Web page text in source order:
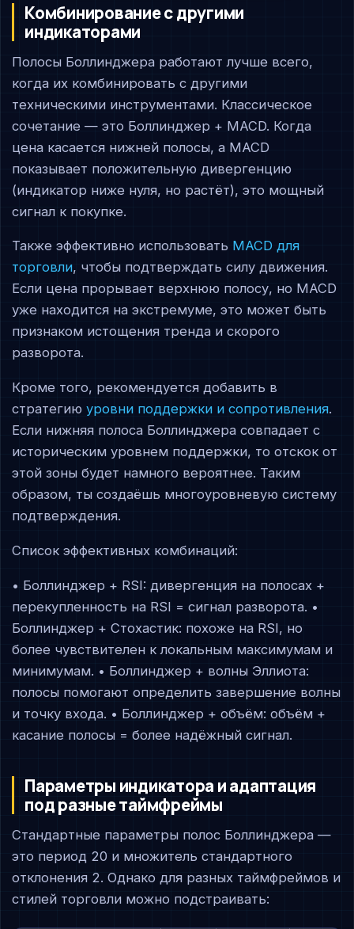
Комбинирование с другими
индикаторами
Полосы Боллинджера работают лучше всего,
когда их комбинировать с другими
техническими инструментами. Классическое
сочетание — это Боллинджер + MACD. Когда
цена касается нижней полосы, а MACD
показывает положительную дивергенцию
(индикатор ниже нуля, но растёт), это мощный
сигнал к покупке.
Также эффективно использовать MACD для
торговли, чтобы подтверждать силу движения.
Если цена прорывает верхнюю полосу, но MACD
уже находится на экстремуме, это может быть
признаком истощения тренда и скорого
разворота.
Кроме того, рекомендуется добавить в
стратегиюуровни поддержки и сопротивления.
Если нижняя полоса Боллинджера совпадает с
историческим уровнем поддержки, то отскок от
этой зоны будет намного вероятнее. Таким
образом, ты создаёшь многоуровневую систему
подтверждения.
Список эффективных комбинаций:
• Боллинджер + RSI: дивергенция на полосах +
перекупленность на RSI = сигнал разворота. •
Боллинджер + Стохастик: похоже на RSI, но
более чувствителен к локальным максимумам и
минимумам. • Боллинджер + волны Эллиота:
полосы помогают определить завершение волны
и точку входа. • Боллинджер + объём: объём +
касание полосы = более надёжный сигнал.
Параметры индикатора и адаптация
под разные таймфреймы
Стандартные параметры полос Боллинджера —
это период 20 и множитель стандартного
отклонения 2. Однако для разных таймфреймов и
стилей торговли можно подстраивать: